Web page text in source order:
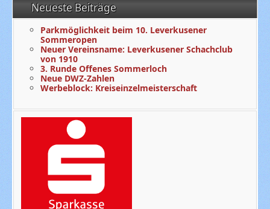
Neueste Beiträge
Parkmöglichkeit beim 10. Leverkusener
Sommeropen
Neuer Vereinsname: Leverkusener Schachclub
von 1910
3. Runde Offenes Sommerloch
Neue DWZ-Zahlen
Werbeblock: Kreiseinzelmeisterschaft